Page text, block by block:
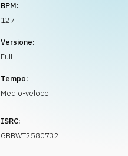
BPM:
127
Versione:
Full
Tempo:
Medio-veloce
ISRC:
GBBWT2580732